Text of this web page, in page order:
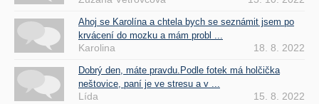
Ahoj se Karolína a chtela bych se seznámit jsem po
krvácení do mozku a mám probl ...
Karolina 18. 8. 2022
Dobrý den, máte pravdu.Podle fotek má holčička
neštovice, paní je ve stresu a v ...
Lída 15. 8. 2022